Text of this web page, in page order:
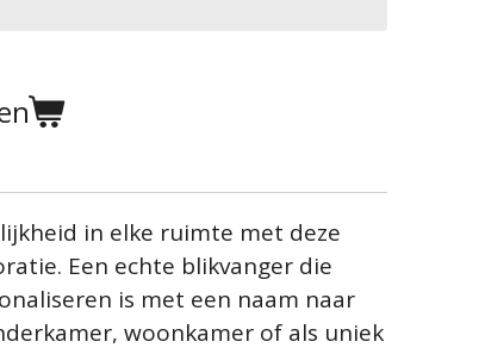
in elke ruimte met deze
Een echte blikvanger die
is met een naam naar
woonkamer of als uniek